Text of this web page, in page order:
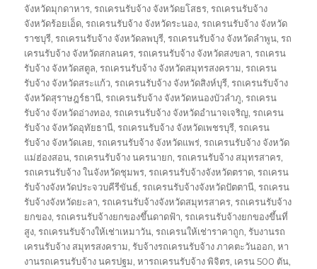
จังหวัดมุกดาหาร,รถเครนรับจ้าง จังหวัดยโสธร,รถเครนรับจ้าง
จังหวัดร้อยเอ็ด,รถเครนรับจ้าง จังหวัดระนอง,รถเครนรับจ้าง จังหวัด
ราชบุรี,รถเครนรับจ้าง จังหวัดลพบุรี,รถเครนรับจ้าง จังหวัดลำพูน,รถ
เครนรับจ้าง จังหวัดสกลนคร,รถเครนรับจ้าง จังหวัดสงขลา,รถเครน
รับจ้าง จังหวัดสตูล,รถเครนรับจ้าง จังหวัดสมุทรสงคราม,รถเครน
รับจ้าง จังหวัดสระแก้ว,รถเครนรับจ้าง จังหวัดสิงห์บุรี,รถเครนรับจ้าง
จังหวัดสุราษฎร์ธานี,รถเครนรับจ้าง จังหวัดหนองบัวลำภู,รถเครน
รับจ้าง จังหวัดอ่างทอง,รถเครนรับจ้าง จังหวัดอำนาจเจริญ,รถเครน
รับจ้าง จังหวัดอุทัยธานี,รถเครนรับจ้าง จังหวัดเพชรบุรี,รถเครน
รับจ้าง จังหวัดเลย,รถเครนรับจ้าง จังหวัดแพร่,รถเครนรับจ้าง จังหวัด
แม่ฮ่องสอน,รถเครนรับจ้าง นครนายก,รถเครนรับจ้าง สมุทรสาคร,
รถเครนรับจ้าง ในจังหวัดชุมพร,รถเครนรับจ้างจังหวัดตราด,รถเครน
รับจ้างจังหวัดประจวบคีรีขันธ์,รถเครนรับจ้างจังหวัดปัตตานี,รถเครน
รับจ้างจังหวัดยะลา,รถเครนรับจ้างจังหวัดสมุทรสาคร,รถเครนรับจ้าง
ยกของ,รถเครนรับจ้างยกของขึ้นดาดฟ้า,รถเครนรับจ้างยกของขึ้นที่
สูง,รถเครนรับจ้างให้เช่าเหมาวัน,รถเครนให้เช่าราคาถูก,รับงานรถ
เครนรับจ้าง สมุทรสงคราม,รับจ้างรถเครนรับจ้าง ภาคตะวันออก,หา
งานรถเครนรับจ้าง นครปฐม,หารถเครนรับจ้าง พิจิตร, เครน 500 ตัน,